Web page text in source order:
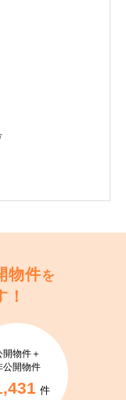
物件を
開物件＋
公開物件
件